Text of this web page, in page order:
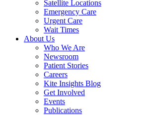
Satellite Locations
Emergency Care
Urgent Care
Wait Times
About Us
Who We Are
Newsroom
Patient Stories
Careers
Kite Insights Blog
Get Involved
Events
Publications